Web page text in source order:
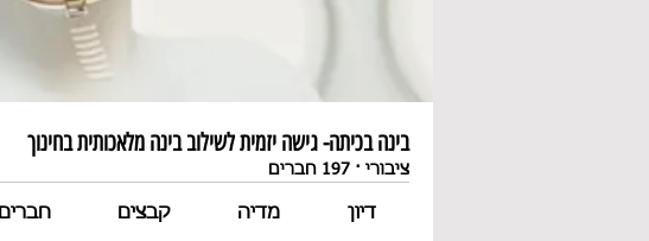
בינה בכיתה- גישה יזמית לשילוב בינה מלאכותית בחינוך
ציבורי · 197 חברים
דיון מדיה קבצים חברים